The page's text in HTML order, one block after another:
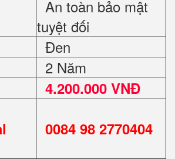
An toàn bảo mật
tuyệt đối
Đen
2 Năm
4.200.000 VNĐ
0084 98 2770404